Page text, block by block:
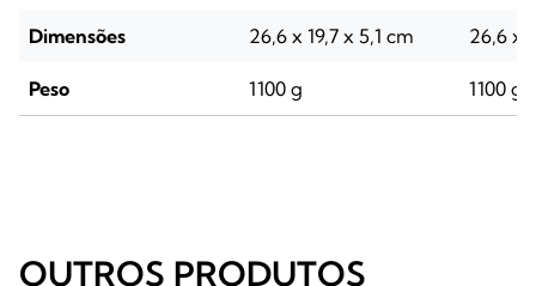
Dimensões 26,6 x 19,7 x 5,1 cm 26,6 x
Peso 1100 g 1100 g
OUTROS PRODUTOS